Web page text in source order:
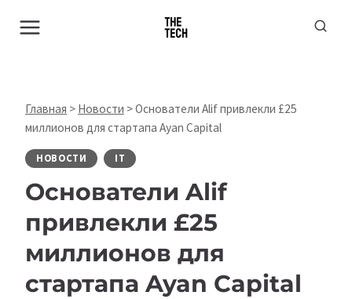
Главная > Новости >Основатели Alif привлекли £25
миллионов для стартапа Ayan Capital
НОВОСТИ IT
Основатели Alif
привлекли £25
миллионов для
стартапа Ayan Capital